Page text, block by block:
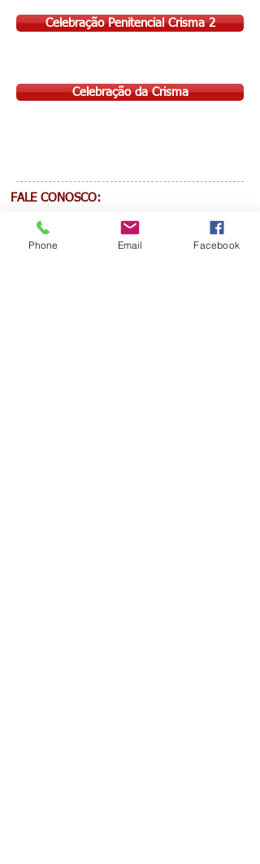
Celebração da Crisma
Celebração Penitencial Crisma 2
FALE CONOSCO:
E-mail: ivc@arquipoa.org.br
Phone Email Facebook